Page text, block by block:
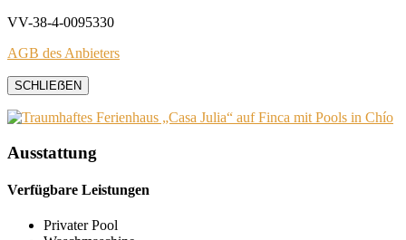
VV-38-4-0095330
AGB des Anbieters
SCHLIEẞEN
Ausstattung
Verfügbare Leistungen
Privater Pool